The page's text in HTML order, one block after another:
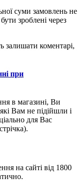
суми замовлень не
зроблені через
залишати коментарі,
при
в магазині, Ви
Вам не підійшли і
для Вас
на сайті від 1800